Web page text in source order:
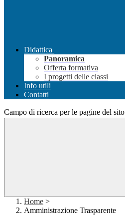
Didattica
Panoramica
Offerta formativa
I progetti delle classi
Info utili
Contatti
Campo di ricerca per le pagine del sito
Home >
Amministrazione Trasparente